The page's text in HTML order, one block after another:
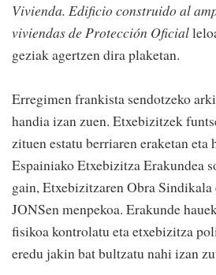
Vivienda. Edificio construido al
viviendas de Protección Oficial
geziak agertzen dira plaketan.
Erregimen frankista sendotzeko
handia izan zuen. Etxebizitzek
zituen estatu berriaren eraketan eta
Espainiako Etxebizitza Erakundea
gain, Etxebizitzaren Obra Sindikala
JONSen menpekoa. Erakunde
fisikoa kontrolatu eta etxebizitza
eredu jakin bat bultzatu nahi izan